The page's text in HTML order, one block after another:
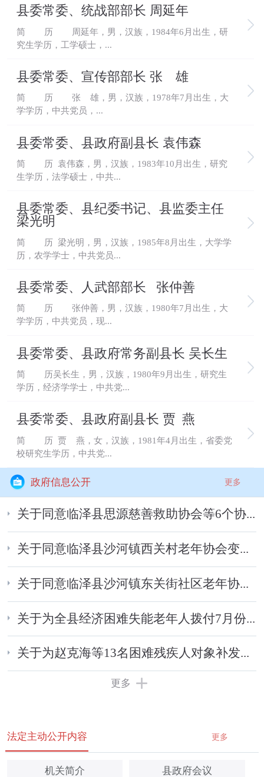
县委常委、统战部部长 周延年
简 历 周延年，男，汉族，1984年6月出生，研
究生学历，工学硕士，...
县委常委、宣传部部长 张 雄
简 历 张 雄，男，汉族，1978年7月出生，大
学学历，中共党员，...
县委常委、县政府副县长 袁伟森
简 历 袁伟森，男，汉族，1983年10月出生，研究
生学历，法学硕士，中共...
县委常委、县纪委书记、县监委主任
梁光明
简 历 梁光明，男，汉族，1985年8月出生，大学学
历，农学学士，中共党员...
县委常委、人武部部长 张仲善
简 历 张仲善，男，汉族，1980年7月出生，大
学学历，中共党员，现...
县委常委、县政府常务副县长 吴长生
简 历吴长生，男，汉族，1980年9月出生，研究生
学历，经济学学士，中共党...
县委常委、县政府副县长 贾 燕
简 历 贾 燕，女，汉族，1981年4月出生，省委党
校研究生学历，中共党...
政府信息公开 更多
关于同意临泽县思源慈善救助协会等6个协...
关于同意临泽县沙河镇西关村老年协会变...
关于同意临泽县沙河镇东关街社区老年协...
关于为全县经济困难失能老年人拨付7月份...
关于为赵克海等13名困难残疾人对象补发...
更多
法定主动公开内容 更多
机关简介 县政府会议